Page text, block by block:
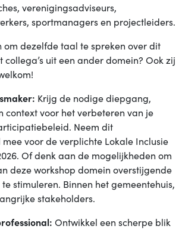
verenigingsadviseurs,
sportmanagers en projectleiders.
om dezelfde taal te spreken over dit
uit een ander domein? Ook zij
Krijg de nodige diepgang,
context voor het verbeteren van je
Neem dit
voor de verplichte Lokale Inclusie
Of denk aan de mogelijkheden om
deze workshop domein overstijgende
stimuleren. Binnen het gemeentehuis,
stakeholders.
Ontwikkel een scherpe blik